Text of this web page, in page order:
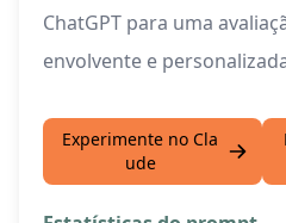
ChatGPT para uma
envolvente e
Experimente no Cla
ude